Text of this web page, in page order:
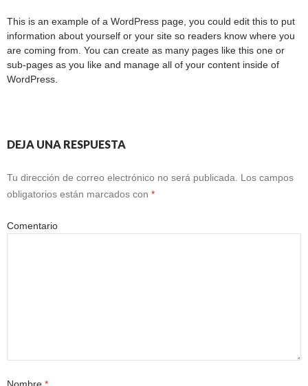
This is an example of a WordPress page, you could edit this to put
information about yourself or your site so readers know where you
are coming from. You can create as many pages like this one or
sub-pages as you like and manage all of your content inside of
WordPress.
DEJA UNA RESPUESTA
Tu dirección de correo electrónico no será publicada.
Los campos
obligatorios están marcados con *
Comentario